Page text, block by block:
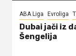
ABA Liga Evroliga
Dubai jači iz
Šengelija